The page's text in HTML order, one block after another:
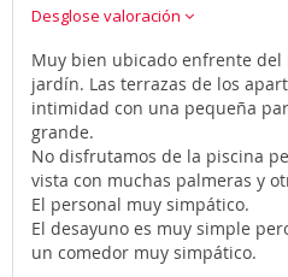
Desglose valoración
Muy bien ubicado enfrente
jardín. Las terrazas de los
intimidad con una pequeña
grande.
No disfrutamos de la piscina
vista con muchas palmeras y
El personal muy simpático.
El desayuno es muy simple
un comedor muy simpático.